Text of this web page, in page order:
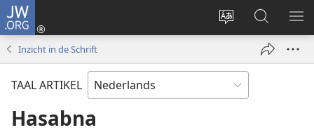
JW.ORG
Taal
wijzigen
Inloggen
(opent
Zoeken
op
JW.ORG
Inzicht in de Schrift
TAAL ARTIKEL
Hasabna